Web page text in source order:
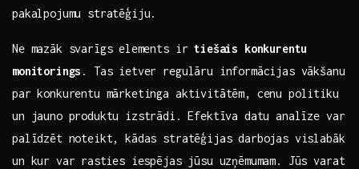
pakalpojumu stratēģiju.
Ne mazāk svarīgs⁣ elements ‍irtiešais konkurentu
monitorings . Tas ietver‍ regulāru informācijas vākšanu
par konkurentu mārketinga ​aktivitātēm, cenu politiku
un jauno produktu izstrādi.⁣ Efektīva datu analīze var
palīdzēt noteikt, kādas stratēģijas darbojas vislabāk
un kur var⁤ rasties iespējas jūsu uzņēmumam. Jūs varat